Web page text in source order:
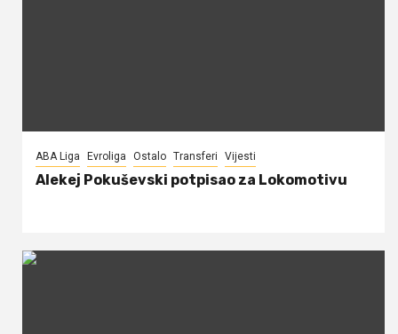
ABA Liga Evroliga Ostalo Transferi Vijesti
Alekej Pokuševski potpisao za Lokomotivu